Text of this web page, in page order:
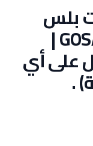
بلس
الأصلية - GOSAT Plus Audio |
على أي
.